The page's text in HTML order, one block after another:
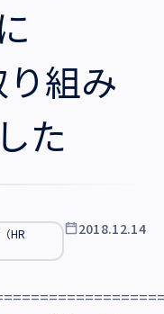
組み
た
HR
2018.12.14